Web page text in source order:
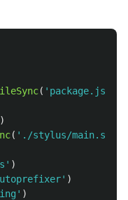
( ' package.json
)
( ' ./stylus/main.styl
' )
' )
' )